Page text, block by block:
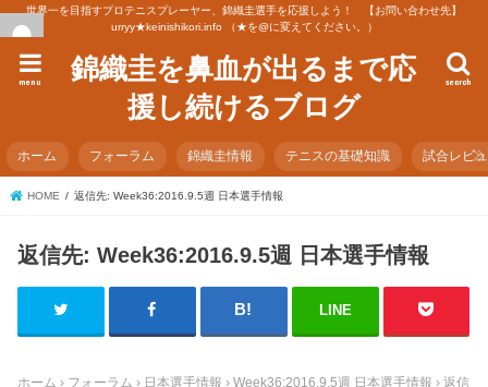
世界一を目指すプロテニスプレーヤー、錦織圭選手を応援しよう！ 【お問い合わせ先】
urryy★keinishikori.info （★を@に変えてください。）
錦織圭を鼻血が出るまで応
援し続けるブログ
search
menu
ホーム フォーラム 錦織圭情報 テニスの基礎知識 試合レビ
HOME 返信先: Week36:2016.9.5週 日本選手情報
返信先: Week36:2016.9.5週 日本選手情報
LINE
ホーム › フォーラム › 日本選手情報 › Week36:2016.9.5週 日本選手情報 › 返信